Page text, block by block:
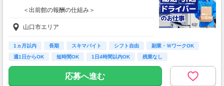
＜出前館の報酬の仕組み＞
基本報酬 ＋ ブースト
※ブーストとは配達距離、曜日や時間帯、天候
などを考慮して上乗せされる報酬の名称です。
【報酬例】
■月報酬：約21,000円
山口市エリア
1ヵ月以内 長期 スキマバイト シフト自由
副業・ＷワークOK
週1日からOK
短時間OK 1日4時間以内OK 残業なし
応募へ進む